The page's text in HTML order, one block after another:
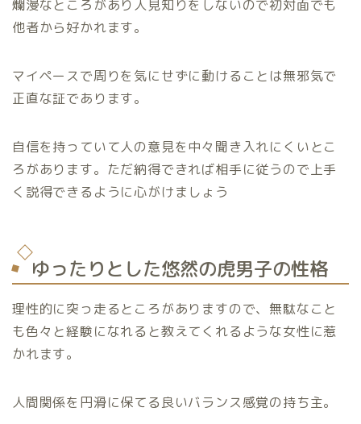
爛漫なところがあり人見知りをしないので初対面でも
他者から好かれます。
マイペースで周りを気にせずに動けることは無邪気で
正直な証であります。
自信を持っていて人の意見を中々聞き入れにくいとこ
ろがあります。ただ納得できれば相手に従うので上手
く説得できるように心がけましょう
ゆったりとした悠然の虎男子の性格
理性的に突っ走るところがありますので、無駄なこと
も色々と経験になれると教えてくれるような女性に惹
かれます。
人間関係を円滑に保てる良いバランス感覚の持ち主。